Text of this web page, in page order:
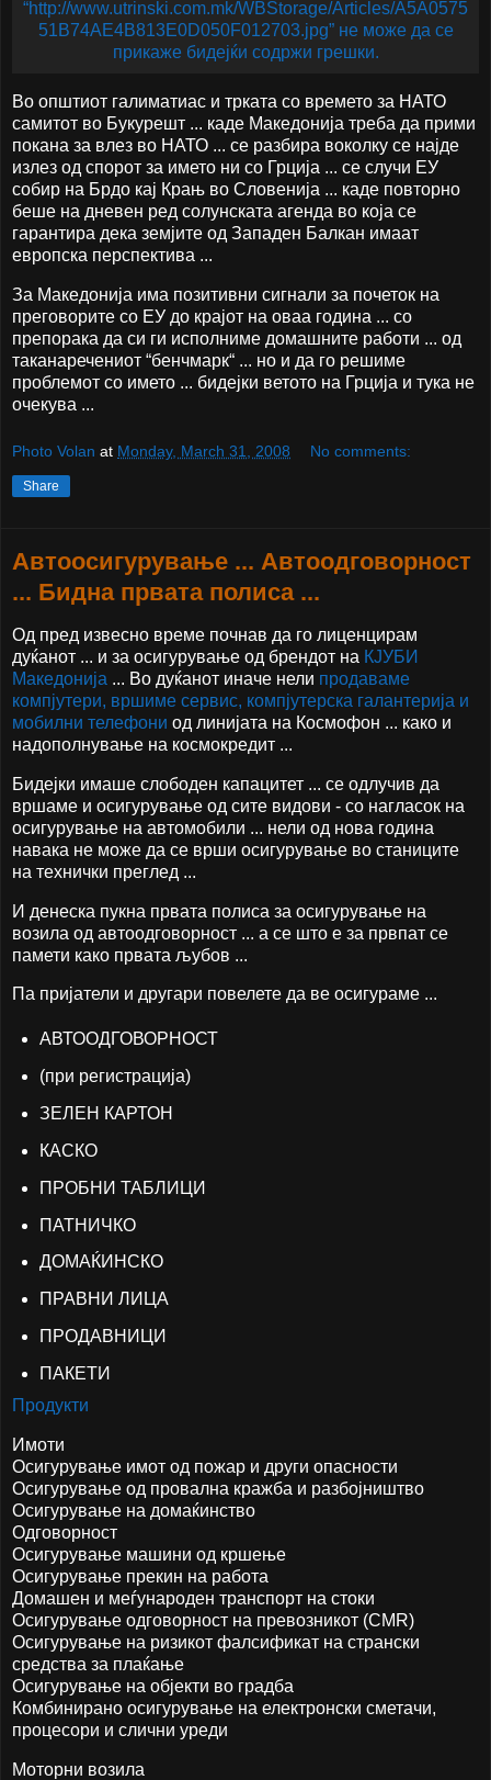
Во општиот галиматиас и трката со времето за НАТО
самитот во Букурешт ... каде Македонија треба да прими
покана за влез во НАТО ... се разбира воколку се најде
излез од спорот за името ни со Грција ... се случи ЕУ
собир на Брдо кај Крањ во Словенија ... каде повторно
беше на дневен ред солунската агенда во која се
гарантира дека земјите од Западен Балкан имаат
европска перспектива ...
За Македонија има позитивни сигнали за почеток на
преговорите со ЕУ до крајот на оваа година ... со
препорака да си ги исполниме домашните работи ... од
таканаречениот “бенчмарк“ ... но и да го решиме
проблемот со името ... бидејки ветото на Грција и тука не
очекува ...
Photo Volan at Monday, March 31, 2008 No comments:
Share
Автоосигурување ... Автоодговорност
... Бидна првата полиса ...
Од пред извесно време почнав да го лиценцирам
дуќанот ... и за осигурување од брендот на КЈУБИ
Македонија ... Во дуќанот иначе нели продаваме
компјутери, вршиме сервис, компјутерска галантерија и
мобилни телефони од линијата на Космофон ... како и
надополнување на космокредит ...
Бидејки имаше слободен капацитет ... се одлучив да
вршаме и осигурување од сите видови - со нагласок на
осигурување на автомобили ... нели од нова година
навака не може да се врши осигурување во станиците
на технички преглед ...
И денеска пукна првата полиса за осигурување на
возила од автоодговорност ... а се што е за првпат се
памети како првата љубов ...
Па пријатели и другари повелете да ве осигураме ...
АВТООДГОВОРНОСТ
(при регистрација)
ЗЕЛЕН КАРТОН
КАСКО
ПРОБНИ ТАБЛИЦИ
ПАТНИЧКО
ДОМАЌИНСКО
ПРАВНИ ЛИЦА
ПРОДАВНИЦИ
ПАКЕТИ
Продукти
Имоти
Осигурување имот од пожар и други опасности
Осигурување од провална кражба и разбојништво
Осигурување на домаќинство
Одговорност
Осигурување машини од кршење
Осигурување прекин на работа
Домашен и меѓународен транспорт на стоки
Осигурување одговорност на превозникот (CMR)
Осигурување на ризикот фалсификат на странски
средства за плаќање
Осигурување на објекти во градба
Комбинирано осигурување на електронски сметачи,
процесори и слични уреди
Моторни возила